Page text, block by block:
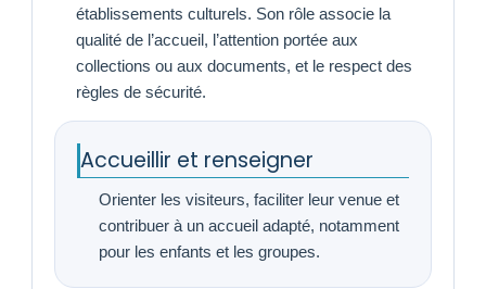
établissements culturels. Son rôle associe la
qualité de l’accueil, l’attention portée aux
collections ou aux documents, et le respect des
règles de sécurité.
Accueillir et renseigner
Orienter les visiteurs, faciliter leur venue et
contribuer à un accueil adapté, notamment
pour les enfants et les groupes.